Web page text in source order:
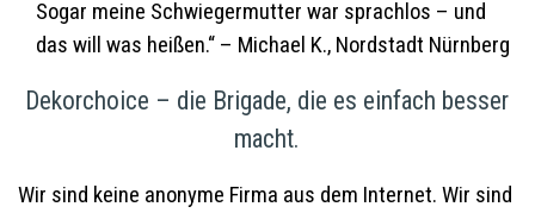
Sogar meine Schwiegermutter war sprachlos – und
das will was heißen.“ – Michael K., Nordstadt Nürnberg
Dekorchoice – die Brigade, die es einfach besser
macht.
Wir sind keine anonyme Firma aus dem Internet. Wir sind